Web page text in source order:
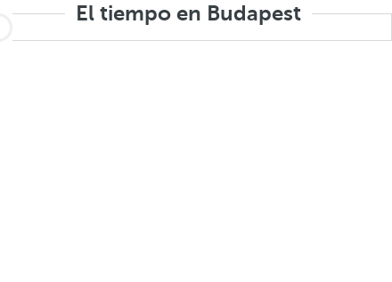
El tiempo en Budapest